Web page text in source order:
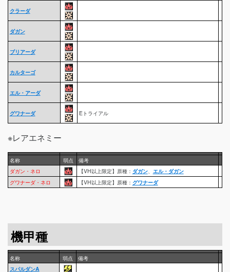
クラーダ
ダガン
ブリアーダ
カルターゴ
エル・アーダ
グワナーダ Eトライアル
※レアエネミー
名称 弱点
備考
ダガン・ネロ
【VH以上限定】原種： ダガン、 エル・ダガン
グワナーダ・ネロ
【VH以上限定】原種： グワナーダ
機甲種
名称 弱点
備考
スパルダンA